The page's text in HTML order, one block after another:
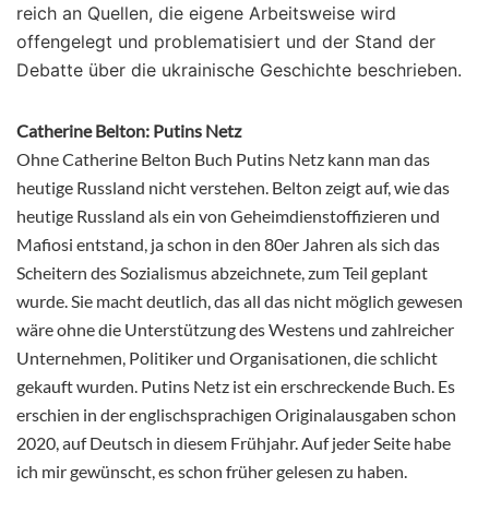
reich an Quellen, die eigene Arbeitsweise wird
offengelegt und problematisiert und der Stand der
Debatte über die ukrainische Geschichte beschrieben.
Catherine Belton: Putins Netz
Ohne Catherine Belton Buch Putins Netz kann man das
heutige Russland nicht verstehen. Belton zeigt auf, wie das
heutige Russland als ein von Geheimdienstoffizieren und
Mafiosi entstand, ja schon in den 80er Jahren als sich das
Scheitern des Sozialismus abzeichnete, zum Teil geplant
wurde. Sie macht deutlich, das all das nicht möglich gewesen
wäre ohne die Unterstützung des Westens und zahlreicher
Unternehmen, Politiker und Organisationen, die schlicht
gekauft wurden. Putins Netz ist ein erschreckende Buch. Es
erschien in der englischsprachigen Originalausgaben schon
2020, auf Deutsch in diesem Frühjahr. Auf jeder Seite habe
ich mir gewünscht, es schon früher gelesen zu haben.